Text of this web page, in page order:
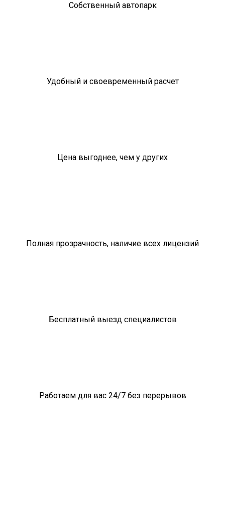
Собственный автопарк
Удобный и своевременный расчет
Цена выгоднее, чем у других
Полная прозрачность, наличие всех лицензий
Бесплатный выезд специалистов
Работаем для вас 24/7 без перерывов